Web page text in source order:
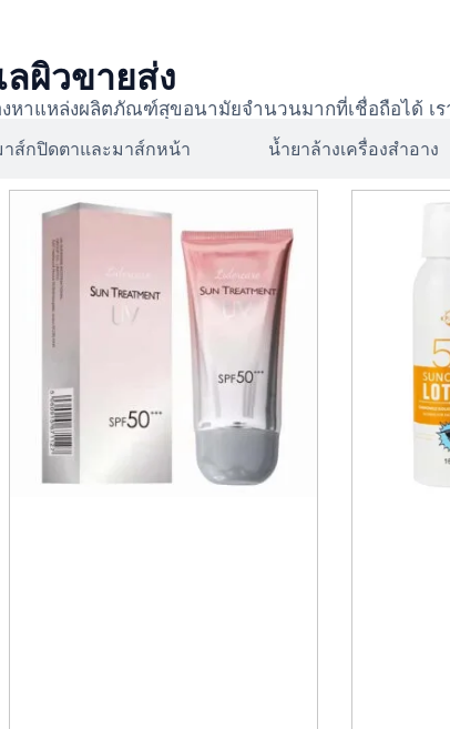
ผิวขายส่ง
หาแหล่งผลิตภัณฑ์สุขอนามัยจำนวนมากที่เชื่อถือได้ เ
าส์กปิดตาและมาส์กหน้า น้ำยาล้างเครื่องสำอาง